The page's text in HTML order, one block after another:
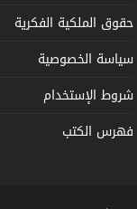
حقوق الملكية الفكرية
سياسة الخصوصية
شروط الإستخدام
فهرس الكتب